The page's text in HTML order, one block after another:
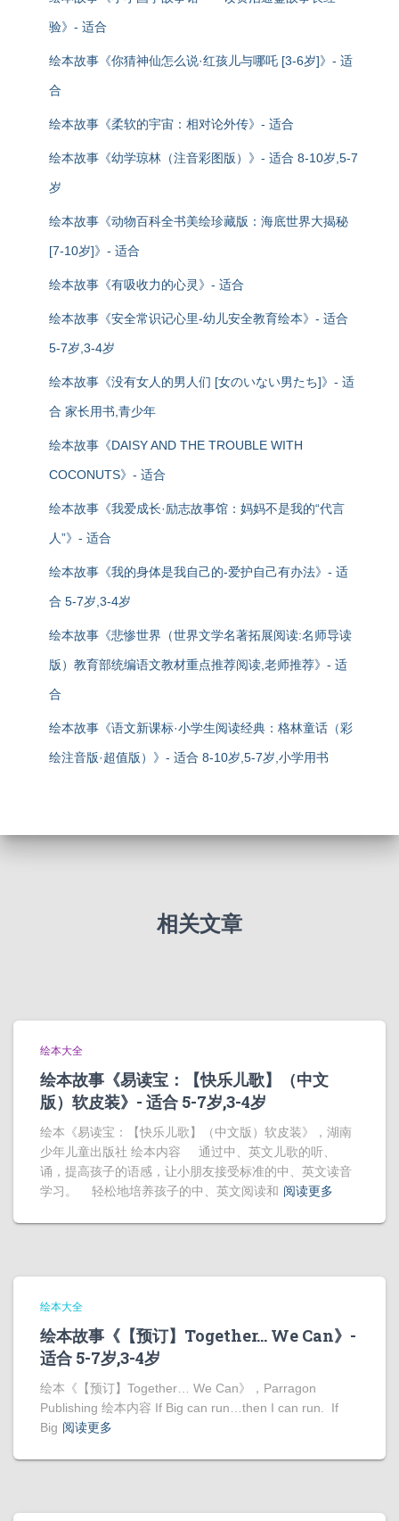
验》- 适合
绘本故事《你猜神仙怎么说·红孩儿与哪吒 [3-6岁]》- 适
合
绘本故事《柔软的宇宙：相对论外传》- 适合
绘本故事《幼学琼林（注音彩图版）》- 适合 8-10岁,5-7
岁
绘本故事《动物百科全书美绘珍藏版：海底世界大揭秘
[7-10岁]》- 适合
绘本故事《有吸收力的心灵》- 适合
绘本故事《安全常识记心里-幼儿安全教育绘本》- 适合
5-7岁,3-4岁
绘本故事《没有女人的男人们 [女のいない男たち]》- 适
合 家长用书,青少年
绘本故事《DAISY AND THE TROUBLE WITH
COCONUTS》- 适合
绘本故事《我爱成长·励志故事馆：妈妈不是我的“代言
人”》- 适合
绘本故事《我的身体是我自己的-爱护自己有办法》- 适
合 5-7岁,3-4岁
绘本故事《悲惨世界（世界文学名著拓展阅读:名师导读
版）教育部统编语文教材重点推荐阅读,老师推荐》- 适
合
绘本故事《语文新课标·小学生阅读经典：格林童话（彩
绘注音版·超值版）》- 适合 8-10岁,5-7岁,小学用书
相关文章
绘本大全
绘本故事《易读宝：【快乐儿歌】（中文
版）软皮装》- 适合 5-7岁,3-4岁
绘本《易读宝：【快乐儿歌】（中文版）软皮装》，湖南
少年儿童出版社 绘本内容 通过中、英文儿歌的听、
诵，提高孩子的语感，让小朋友接受标准的中、英文读音
学习。 轻松地培养孩子的中、英文阅读和 阅读更多
绘本大全
绘本故事《【预订】Together… We Can》-
适合 5-7岁,3-4岁
绘本《【预订】Together… We Can》，Parragon
Publishing 绘本内容 If Big can run…then I can run. If
Big 阅读更多